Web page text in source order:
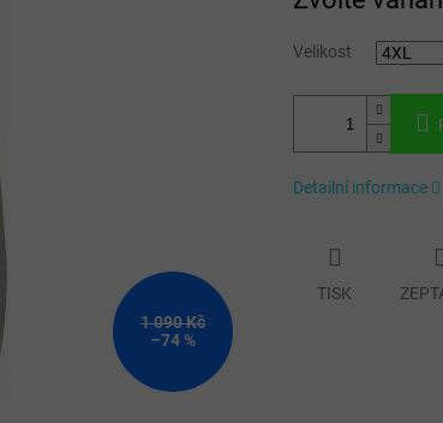
1 090 Kč
–74 %
Velikost
Detailní informace
TISK